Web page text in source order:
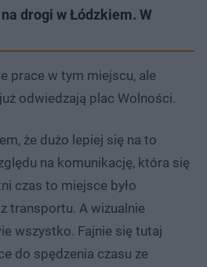
drogi w Łódzkiem. W
prace w tym miejscu, ale
odwiedzają plac Wolności.
że dużo lepiej się na to
na komunikację, która się
czas to miejsce było
transportu. A wizualnie
wszystko. Fajnie się tutaj
do spędzenia czasu ze